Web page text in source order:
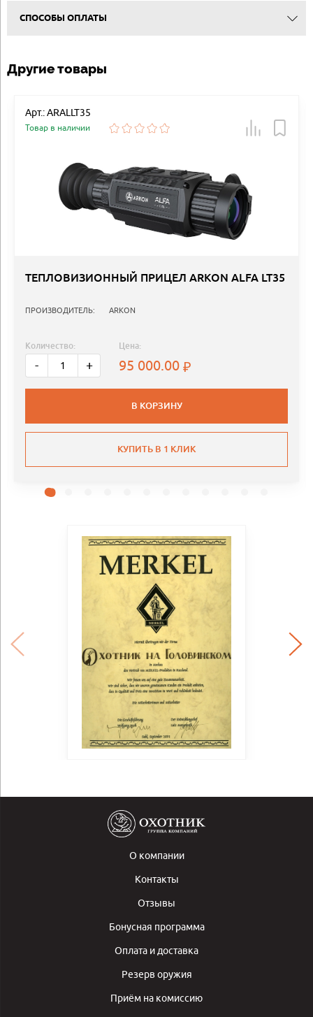
СПОСОБЫ ОПЛАТЫ
Другие товары
Арт.: ARALLT35
Товар в наличии
ТЕПЛОВИЗИОННЫЙ ПРИЦЕЛ ARKON ALFA LT35
ПРОИЗВОДИТЕЛЬ: ARKON
Количество:
- +
Цена:
95 000.00
В КОРЗИНУ
КУПИТЬ В 1 КЛИК
О компании
Контакты
Отзывы
Бонусная программа
Оплата и доставка
Резерв оружия
Приём на комиссию